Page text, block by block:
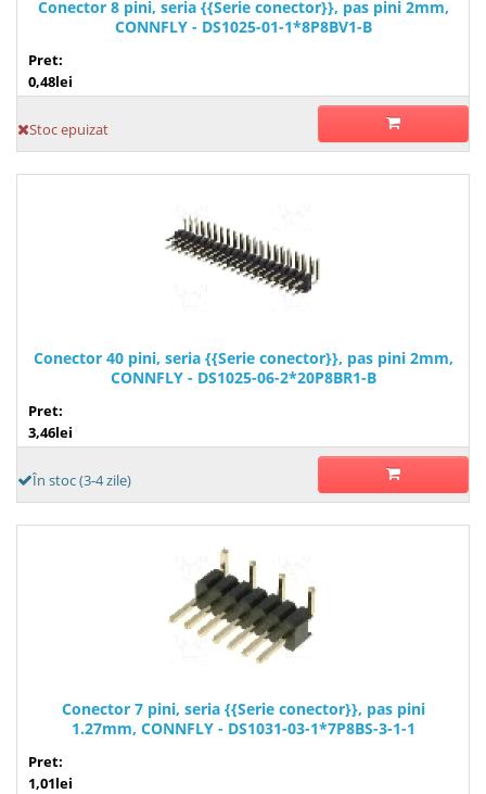
Conector 8 pini, seria {{Serie conector}}, pas pini 2mm,
CONNFLY - DS1025-01-1*8P8BV1-B
Pret:
0,48lei
Stoc epuizat
Conector 40 pini, seria {{Serie conector}}, pas pini 2mm,
CONNFLY - DS1025-06-2*20P8BR1-B
Pret:
3,46lei
În stoc (3-4 zile)
Conector 7 pini, seria {{Serie conector}}, pas pini
1.27mm, CONNFLY - DS1031-03-1*7P8BS-3-1-1
Pret:
1,01lei